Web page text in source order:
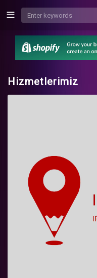
Hizmetlerimiz